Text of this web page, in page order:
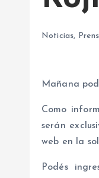
Noticias,
Mañana
Como
serán
web en la
Podés